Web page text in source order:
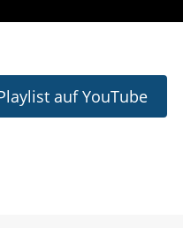
auf YouTube